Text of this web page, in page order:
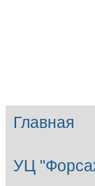
Перейти
поиск
Разделы
Главная
УЦ